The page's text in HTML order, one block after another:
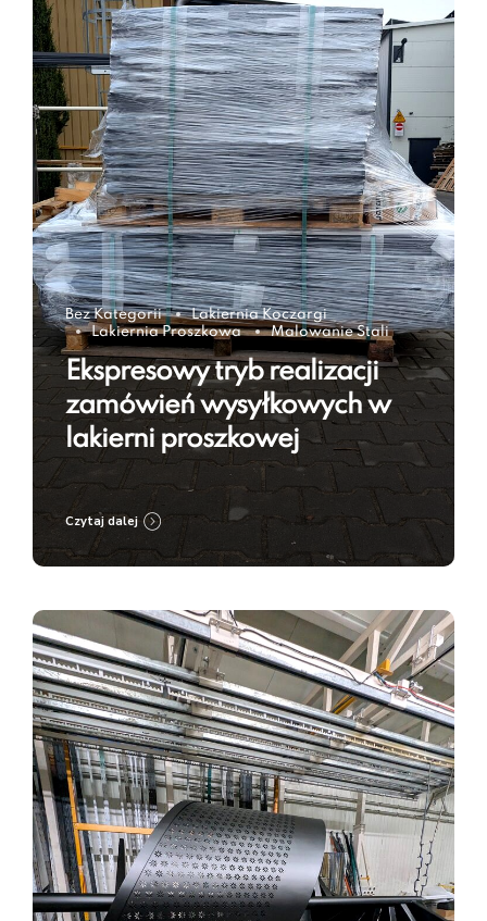
Bez Kategorii
Lakiernia Koczargi
Lakiernia Proszkowa
Malowanie Stali
Ekspresowy tryb realizacji
zamówień wysyłkowych w
lakierni proszkowej
Czytaj dalej